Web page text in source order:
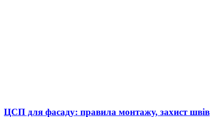
ЦСП для фасаду: правила монтажу, захист швів